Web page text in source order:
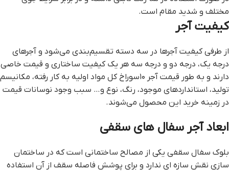
مختلف و شدید مقام است.
کیفیت آجر
از طرفی کیفیت آجرها در سه دسته تقسیم‌بندی می‌شود و آجرهای
درجه یک، درجه دو و درجه سه هر یک کیفیت ساختاری‌ و قیمت خاصی
دارند و به طور قیمت آجر ۱۰سوراخ کل مواد اولیه به کار رفته، مکانیسم
تولید، استانداردهای موجود، رنگ، نوع و… سبب وجود نوسانات قیمت
در زمینه خرید این محصول می‌شوند.
ابعاد آجر سفال های سقفی
بلوک سفال سقفی یکی از مصالح ساختمانی است که در ساختمان
سازی نقش سازه ای ندارد و برای پوشش فاصله سقف از آن استفاده